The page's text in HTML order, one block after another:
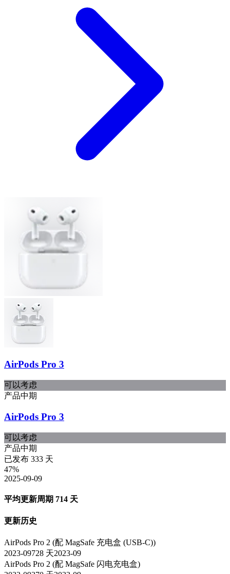
AirPods Pro 3
可以考虑
产品中期
AirPods Pro 3
可以考虑
产品中期
已发布 333 天
47%
2025-09-09
平均更新周期 714 天
更新历史
AirPods Pro 2 (配 MagSafe 充电盒 (USB-C))
2023-09728 天2023-09
AirPods Pro 2 (配 MagSafe 闪电充电盒)